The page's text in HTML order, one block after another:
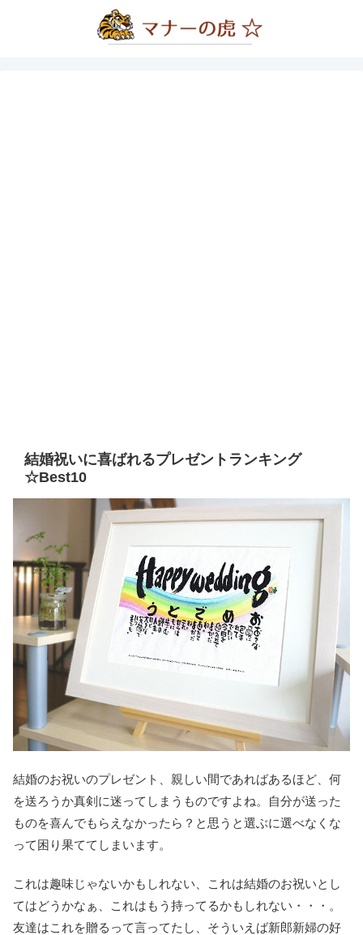
結婚祝いに喜ばれるプレゼントランキング
☆Best10
結婚のお祝いのプレゼント、親しい間であればあるほど、何
を送ろうか真剣に迷ってしまうものですよね。自分が送った
ものを喜んでもらえなかったら？と思うと選ぶに選べなくな
って困り果ててしまいます。
これは趣味じゃないかもしれない、これは結婚のお祝いとし
てはどうかなぁ、これはもう持ってるかもしれない・・・。
友達はこれを贈るって言ってたし、そういえば新郎新婦の好